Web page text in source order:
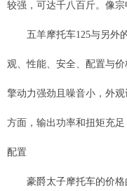
较强，可达千八百斤。像宗
五羊摩托车125与另外的
观、性能、安全、配置与
擎动力强劲且噪音小，外
方面，输出功率和扭矩充
配置
豪爵太子摩托车的价格